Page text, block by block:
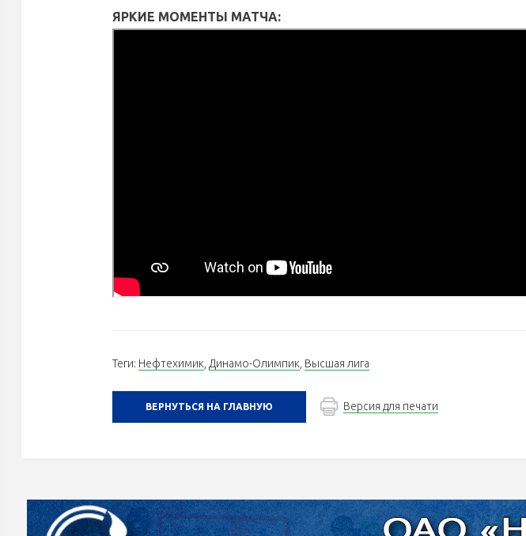
ЯРКИЕ МОМЕНТЫ МАТЧА:
Теги: Нефтехимик, Динамо-Олимпик, Высшая лига
ВЕРНУТЬСЯ НА ГЛАВНУЮ Версия для печати